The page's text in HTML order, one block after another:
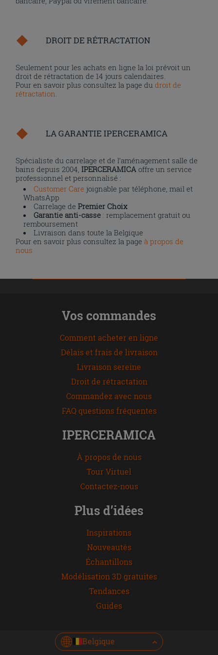
DROIT DE RÉTRACTATION
Seulement pour les achats en ligne la loi prévoit un
droit de rétractation de 14 jours calendaires.
Pour en savoir plus consultez la page dudroit de
rétractation
LA GARANTIE IPERCERAMICA
Spécialiste du carrelage et de l’aménagement salle de
bains depuis 2004,IPERCERAMICA offre un service
professionnel et personnalisé :
Customer Care joignable par téléphone, mail et
WhatsApp
Carrelage dePremier Choix
Garantie anti-casse : remplacement gratuit ou
remboursement
Livraison dans toute la Belgique
Pour en savoir plus consultez la page à propos de
nous
Vos commandes
Comment acheter en ligne
Délais et frais de livraison
Livraison sereine
Droit de rétractation
Commandez avec nous
FAQ questions fréquentes
IPERCERAMICA
À propos de nous
Tour Virtuel
Contactez-nous
Plus d’idées
Inspirations
Nouveautés
Échantillons
Modélisation 3D gratuites
Tendances
Guides
Belgique